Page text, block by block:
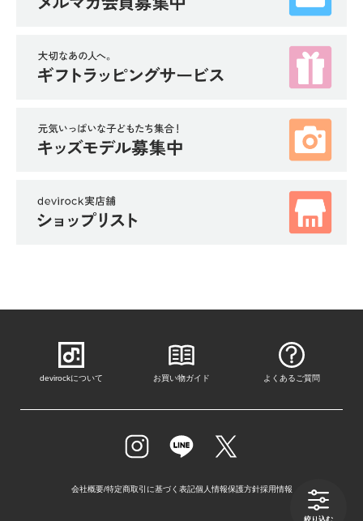
devirockについて お買い物ガイド よくあるご質問
会社概要/特定商取引に基づく表記個人情報保護方針採用情報
絞り込む